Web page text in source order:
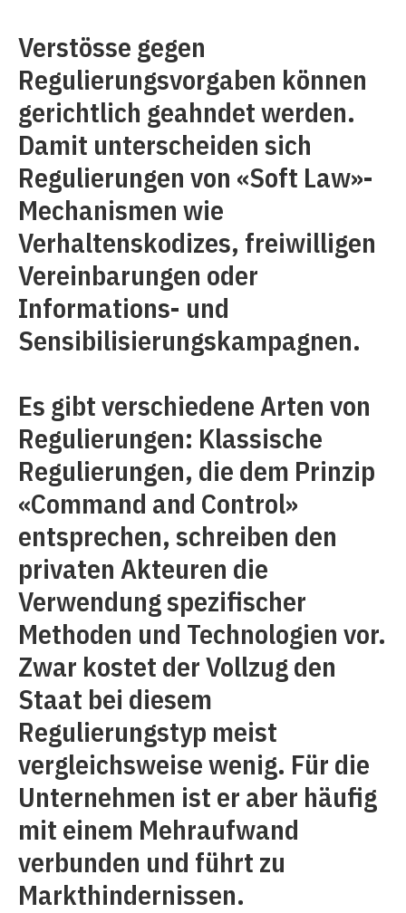
Verstösse gegen
Regulierungsvorgaben können
gerichtlich geahndet werden.
Damit unterscheiden sich
Regulierungen von «Soft Law»-
Mechanismen wie
Verhaltenskodizes, freiwilligen
Vereinbarungen oder
Informations- und
Sensibilisierungskampagnen.
Es gibt verschiedene Arten von
Regulierungen: Klassische
Regulierungen, die dem Prinzip
«Command and Control»
entsprechen, schreiben den
privaten Akteuren die
Verwendung spezifischer
Methoden und Technologien vor.
Zwar kostet der Vollzug den
Staat bei diesem
Regulierungstyp meist
vergleichsweise wenig. Für die
Unternehmen ist er aber häufig
mit einem Mehraufwand
verbunden und führt zu
Markthindernissen.